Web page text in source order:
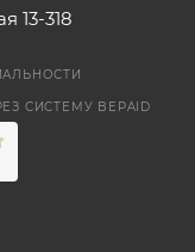
13-318
СИСТЕМУ BEPAID